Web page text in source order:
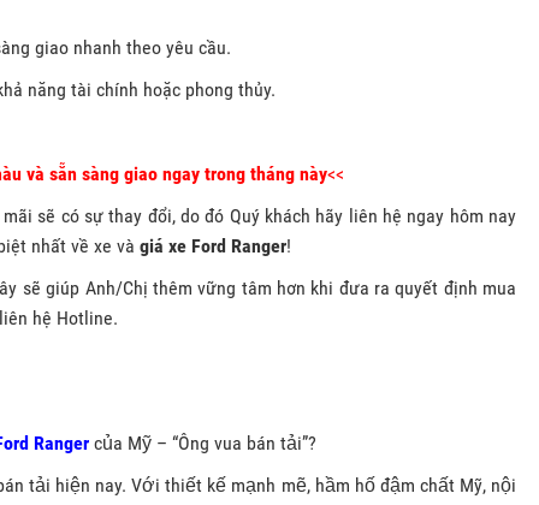
giao nhanh theo yêu cầu.
năng tài chính hoặc phong thủy.
và sẵn sàng giao ngay trong tháng này<<
sẽ có sự thay đổi, do đó Quý khách hãy liên hệ ngay hôm nay
nhất về xe và giá xe Ford Ranger!
sẽ giúp Anh/Chị thêm vững tâm hơn khi đưa ra quyết định mua
hệ Hotline.
Ranger của Mỹ – “Ông vua bán tải”?
tải hiện nay. Với thiết kế mạnh mẽ, hầm hố đậm chất Mỹ, nội